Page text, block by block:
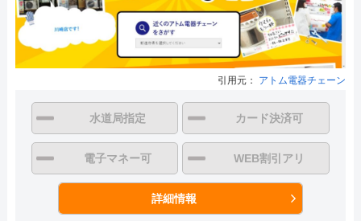
引用元： アトム電器チェーン
水道局指定 カード決済可
電子マネー可 WEB割引アリ
詳細情報